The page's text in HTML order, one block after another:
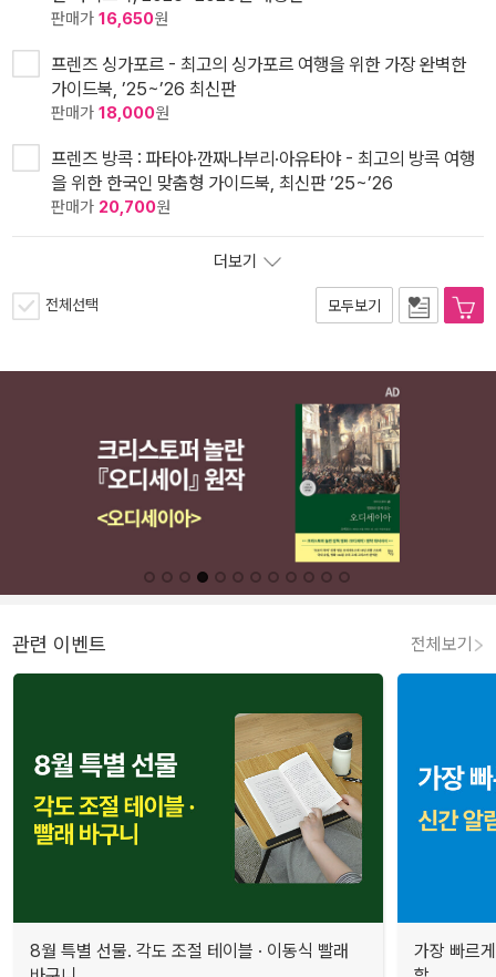
판매가 16,650원
프렌즈 싱가포르 - 최고의 싱가포르 여행을 위한 가장 완벽한
가이드북, ’25~’26 최신판
판매가 18,000원
프렌즈 방콕 : 파타야·깐짜나부리·아유타야 - 최고의 방콕 여행
을 위한 한국인 맞춤형 가이드북, 최신판 ’25~’26
판매가 20,700원
더보기
전체선택 모두보기
관련 이벤트 전체보기
8월 특별 선물. 각도 조절 테이블 · 이동식 빨래
가장 빠르